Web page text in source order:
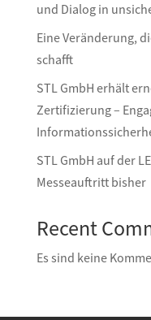
und Dialog in
Eine Veränderung,
schafft
STL GmbH erhält
Zertifizierung –
STL GmbH auf der
Messeauftritt bisher
Recent
Es sind keine